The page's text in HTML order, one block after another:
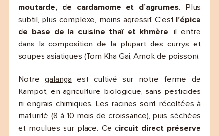
moutarde, de cardamome et d’agrumes. Plus
subtil, plus complexe, moins agressif. C’est l’épice
de base de la cuisine thaï et khmère, il entre
dans la composition de la plupart des currys et
soupes asiatiques (Tom Kha Gai, Amok de poisson).
Notre galanga est cultivé sur notre ferme de
Kampot, en agriculture biologique, sans pesticides
ni engrais chimiques. Les racines sont récoltées à
maturité (8 à 10 mois de croissance), puis séchées
et moulues sur place. Ce circuit direct préserve